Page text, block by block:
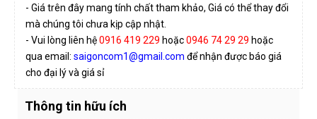
- Giá trên đây mang tính chất tham khảo, Giá có thể thay đổi
mà chúng tôi chưa kịp cập nhật.
- Vui lòng liên hệ0916 419 229 hoặc0946 74 29 29 hoặc
qua email: saigoncom1@gmail.com để nhận được báo giá
cho đại lý và giá sỉ
Thông tin hữu ích